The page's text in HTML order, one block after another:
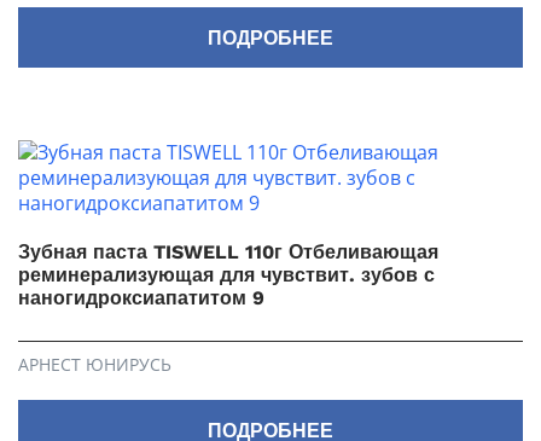
ПОДРОБНЕЕ
Зубная паста TISWELL 110г Отбеливающая
реминерализующая для чувствит. зубов с
наногидроксиапатитом 9
АРНЕСТ ЮНИРУСЬ
ПОДРОБНЕЕ